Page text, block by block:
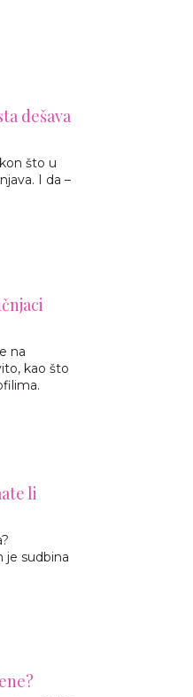
dešava
što u
I da –
na
kao što
li
je sudbina